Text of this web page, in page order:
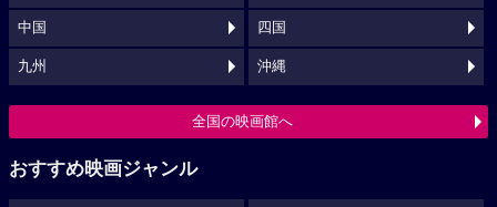
中国 四国
九州 沖縄
全国の映画館へ
おすすめ映画ジャンル